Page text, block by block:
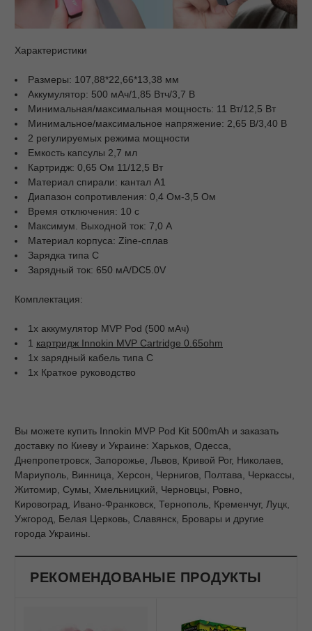
Характеристики
Размеры: 107,88*22,66*13,38 мм
Аккумулятор: 500 мАч/1,85 Втч/3,7 В
Минимальная/максимальная мощность: 11 Вт/12,5 Вт
Минимальное/максимальное напряжение: 2,65 В/3,40 В
2 регулируемых режима мощности
Емкость капсулы 2,7 мл
Картридж: 0,65 Ом 11/12,5 Вт
Материал спирали: кантал А1
Диапазон сопротивления: 0,4 Ом-3,5 Ом
Время отключения: 10 с
Максимум. Выходной ток: 7,0 А
Материал корпуса: Zine-сплав
Зарядка типа C
Зарядный ток: 650 мА/DC5.0V
Комплектация:
1x аккумулятор MVP Pod (500 мАч)
1 картридж Innokin MVP Cartridge 0.65ohm
1x зарядный кабель типа C
1x Краткое руководство
Вы можете купить Innokin MVP Pod Kit 500mAh и заказать
доставку по Киеву и Украине: Харьков, Одесса,
Днепропетровск, Запорожье, Львов, Кривой Рог, Николаев,
Мариуполь, Винница, Херсон, Чернигов, Полтава, Черкассы,
Житомир, Сумы, Хмельницкий, Черновцы, Ровно,
Кировоград, Ивано-Франковск, Тернополь, Кременчуг, Луцк,
Ужгород, Белая Церковь, Славянск, Бровары и другие
города Украины.
РЕКОМЕНДОВАНЫЕ ПРОДУКТЫ